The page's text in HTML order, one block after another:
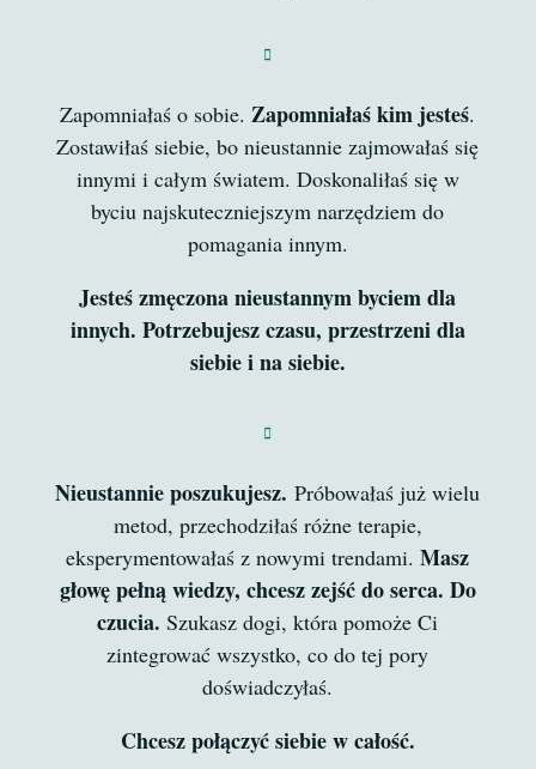

Zapomniałaś o sobie.Zapomniałaś kim jesteś.
Zostawiłaś siebie, bo nieustannie zajmowałaś się
innymi i całym światem. Doskonaliłaś się w
byciu najskuteczniejszym narzędziem do
pomagania innym.
Jesteś zmęczona nieustannym byciem dla
innych. Potrzebujesz czasu, przestrzeni dla
siebie i na siebie.

Nieustannie poszukujesz. Próbowałaś już wielu
metod, przechodziłaś różne terapie,
eksperymentowałaś z nowymi trendami.Masz
głowę pełną wiedzy, chcesz zejść do serca. Do
czucia.Szukasz dogi, która pomoże Ci
zintegrować wszystko, co do tej pory
doświadczyłaś.
Chcesz połączyć siebie w całość.